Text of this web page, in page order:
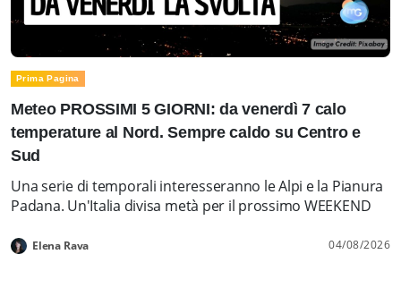
Prima Pagina
Meteo PROSSIMI 5 GIORNI: da venerdì 7 calo
temperature al Nord. Sempre caldo su Centro e
Sud
Una serie di temporali interesseranno le Alpi e la Pianura
Padana. Un'Italia divisa metà per il prossimo WEEKEND
Elena Rava 04/08/2026